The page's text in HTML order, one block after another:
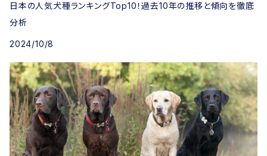
日本の人気犬種ランキングTop10！過去10年の推移と傾向を徹底
分析
2024/10/8